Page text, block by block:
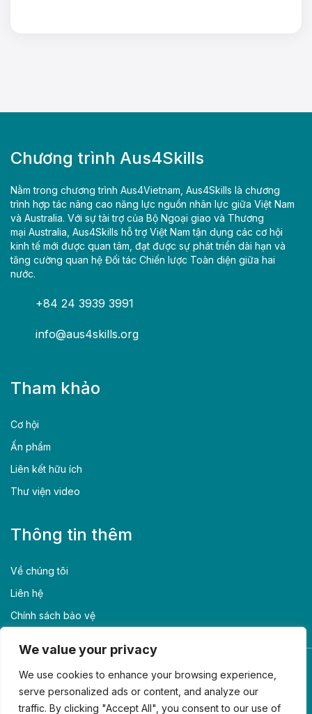
We value your privacy
We use cookies to enhance your browsing experience,
serve personalized ads or content, and analyze our
traffic. By clicking "Accept All", you consent to our use of
Chương trình Aus4Skills
Nằm trong chương trình Aus4Vietnam, Aus4Skills là chương
trình hợp tác nâng cao năng lực nguồn nhân lực giữa Việt Nam
và Australia. Với sự tài trợ của Bộ Ngoại giao và Thương
mại Australia, Aus4Skills hỗ trợ Việt Nam tận dụng các cơ hội
kinh tế mới được quan tâm, đạt được sự phát triển dài hạn và
tăng cường quan hệ Đối tác Chiến lược Toàn diện giữa hai
nước.
+84 24 3939 3991
info@aus4skills.org
Tham khảo
Cơ hội
Ấn phẩm
Liên kết hữu ích
Thư viện video
Thông tin thêm
Về chúng tôi
Liên hệ
Chính sách bảo vệ